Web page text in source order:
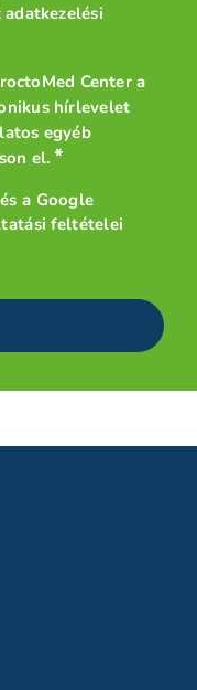
adatkezelési
Center a
hírlevelet
egyéb
el. *
a Google
feltételei